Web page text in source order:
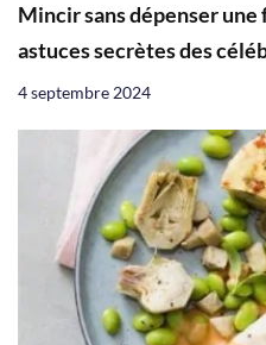
Mincir sans dépenser
astuces secrètes des
4 septembre 2024